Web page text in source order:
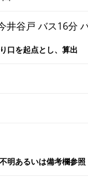
井谷戸 バス16分
口を起点とし、算出
明あるいは備考欄参照